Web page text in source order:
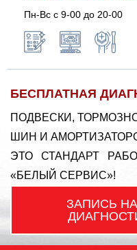
Пн-Вс c 9-00 до 20-00
БЕСПЛАТНАЯ
ПОДВЕСКИ,
ШИН И
ЭТО СТАНДАРТ
«БЕЛЫЙ СЕРВИС»!
ЗАПИСЬ НА